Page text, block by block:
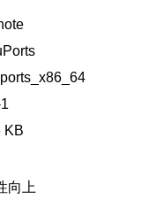
KB
向上